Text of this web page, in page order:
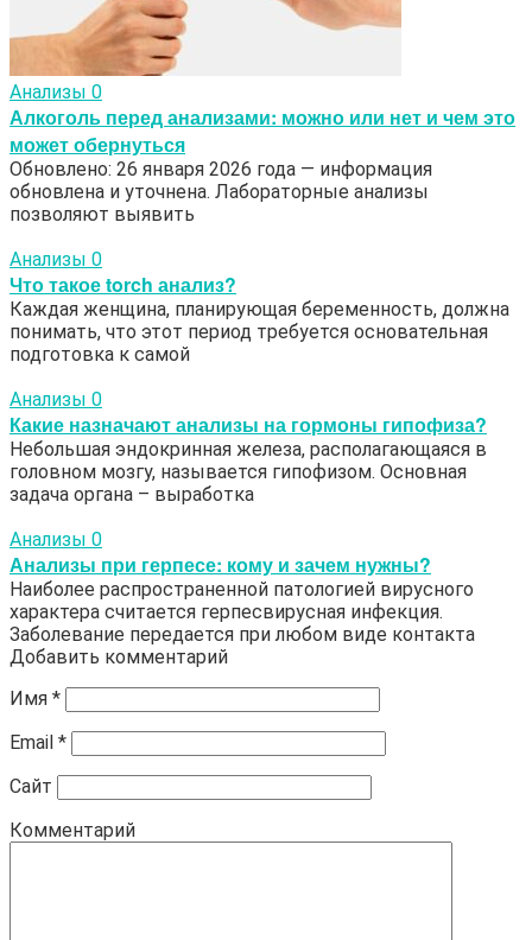
Анализы 0
Алкоголь перед анализами: можно или нет и чем это
может обернуться
Обновлено: 26 января 2026 года — информация
обновлена и уточнена. Лабораторные анализы
позволяют выявить
Анализы 0
Что такое torch анализ?
Каждая женщина, планирующая беременность, должна
понимать, что этот период требуется основательная
подготовка к самой
Анализы 0
Какие назначают анализы на гормоны гипофиза?
Небольшая эндокринная железа, располагающаяся в
головном мозгу, называется гипофизом. Основная
задача органа – выработка
Анализы 0
Анализы при герпесе: кому и зачем нужны?
Наиболее распространенной патологией вирусного
характера считается герпесвирусная инфекция.
Заболевание передается при любом виде контакта
Добавить комментарий
Имя *
Email *
Сайт
Комментарий